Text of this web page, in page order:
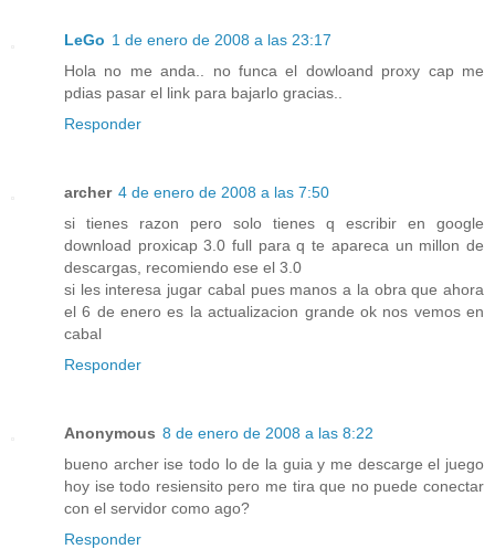
LeGo 1 de enero de 2008 a las 23:17
Hola no me anda.. no funca el dowloand proxy cap me
pdias pasar el link para bajarlo gracias..
Responder
archer 4 de enero de 2008 a las 7:50
si tienes razon pero solo tienes q escribir en google
download proxicap 3.0 full para q te apareca un millon de
descargas, recomiendo ese el 3.0
si les interesa jugar cabal pues manos a la obra que ahora
el 6 de enero es la actualizacion grande ok nos vemos en
cabal
Responder
Anonymous 8 de enero de 2008 a las 8:22
bueno archer ise todo lo de la guia y me descarge el juego
hoy ise todo resiensito pero me tira que no puede conectar
con el servidor como ago?
Responder